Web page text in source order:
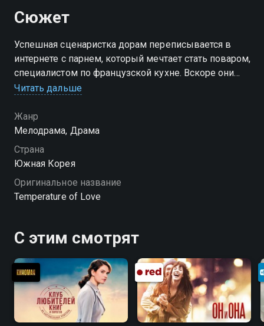
Сюжет
Успешная сценаристка дорам переписывается в
интернете с парнем, который мечтает стать поваром,
специалистом по французской кухне. Вскоре они
решают встретиться
Читать дальше
Жанр
Мелодрама, Драма
Страна
Южная Корея
Оригинальное название
Temperature of Love
С этим смотрят